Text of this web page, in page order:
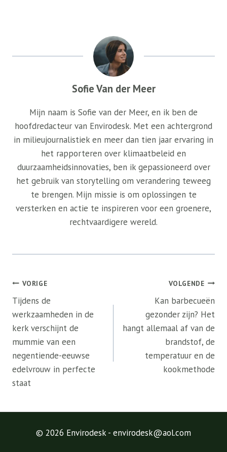
Sofie Van der Meer
Mijn naam is Sofie van der Meer, en ik ben de
hoofdredacteur van Envirodesk. Met een achtergrond
in milieujournalistiek en meer dan tien jaar ervaring in
het rapporteren over klimaatbeleid en
duurzaamheidsinnovaties, ben ik gepassioneerd over
het gebruik van storytelling om verandering teweeg
te brengen. Mijn missie is om oplossingen te
versterken en actie te inspireren voor een groenere,
rechtvaardigere wereld.
Bericht
navigatie
VORIGE
Tijdens de
werkzaamheden in de
kerk verschijnt de
mummie van een
negentiende-eeuwse
edelvrouw in perfecte
staat
VOLGENDE
Kan barbecueën
gezonder zijn? Het
hangt allemaal af van de
brandstof, de
temperatuur en de
kookmethode
© 2026 Envirodesk - envirodesk@aol.com